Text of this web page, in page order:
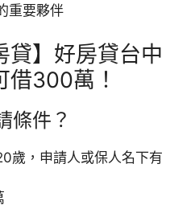
重要夥伴
貸】好房貸台中
借300萬！
條件？
歲，申請人或保人名下有